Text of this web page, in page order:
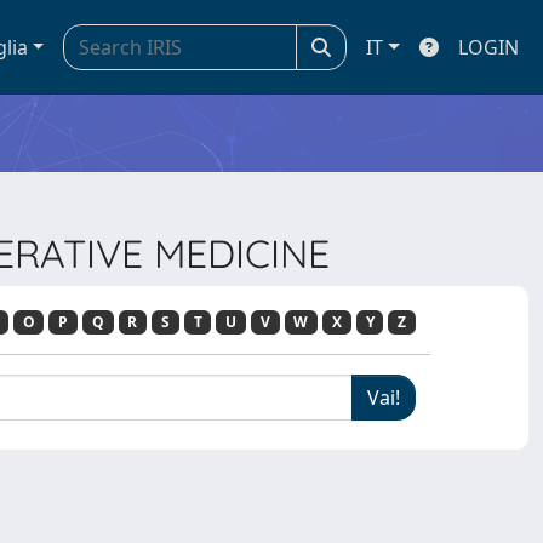
IT LOGIN
MEDICINE
O P Q R S T U V W X Y Z